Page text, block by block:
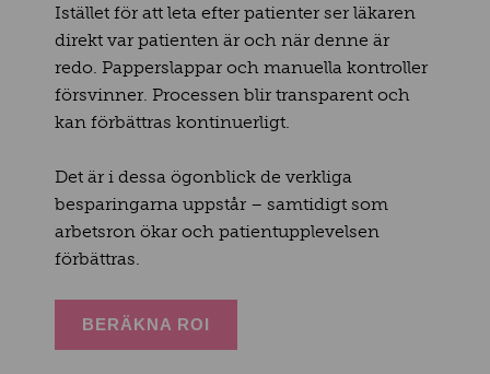
Istället för att leta efter patienter ser läkaren
direkt var patienten är och när denne är
redo. Papperslappar och manuella kontroller
försvinner. Processen blir transparent och
kan förbättras kontinuerligt.
Det är i dessa ögonblick de verkliga
besparingarna uppstår – samtidigt som
arbetsron ökar och patientupplevelsen
förbättras.
BERÄKNA ROI